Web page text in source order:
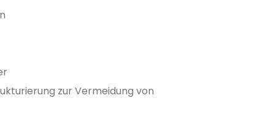
zur Vermeidung von